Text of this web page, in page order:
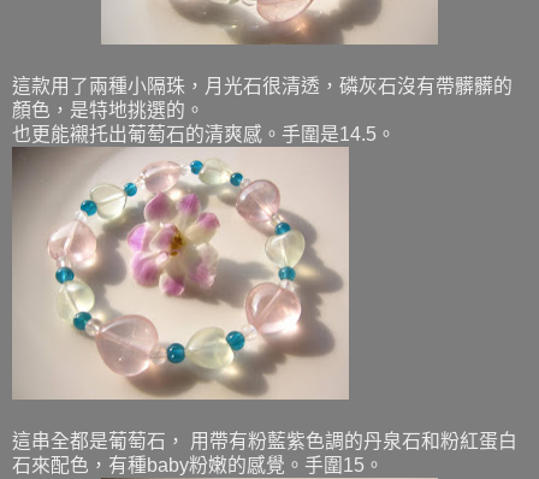
這款用了兩種小隔珠，月光石很清透，磷灰石沒有帶髒髒的
顏色，是特地挑選的。
也更能襯托出葡萄石的清爽感。手圍是14.5。
這串全都是葡萄石， 用帶有粉藍紫色調的丹泉石和粉紅蛋白
石來配色，有種baby粉嫩的感覺。手圍15。